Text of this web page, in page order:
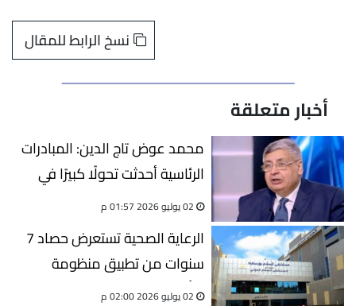
نسخ الرابط للمقال
أخبار متعلقة
محمد عوض تاج الدين: المبادرات
الرئاسية أحدثت تحولًا كبيرًا في
المنظومة الصحية ورفعت جودة
02 يوليو 2026 01:57 م
الرعاية الصحية تستعرض حصاد 7
سنوات من تطبيق منظومة
التأمين الصحي الشامل
02 يوليو 2026 02:00 م